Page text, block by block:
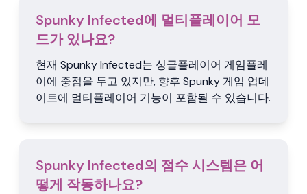
Spunky Infected에 멀티플레이어 모
드가 있나요?
현재 Spunky Infected는 싱글플레이어 게임플레
이에 중점을 두고 있지만, 향후 Spunky 게임 업데
이트에 멀티플레이어 기능이 포함될 수 있습니다.
Spunky Infected의 점수 시스템은 어
떻게 작동하나요?